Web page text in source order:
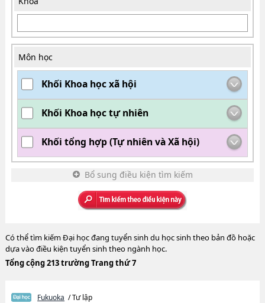
Môn học
Khối Khoa học xã hội
Khối Khoa học tự nhiên
Khối tổng hợp (Tự nhiên và Xã hội)
Bổ sung điều kiện tìm kiếm
Có thể tìm kiếm Đại học đang tuyển sinh du học sinh theo bản đồ hoặc
dựa vào điều kiện tuyển sinh theo ngành học.
Tổng cộng 213 trường Trang thứ 7
Fukuoka / Tư lập